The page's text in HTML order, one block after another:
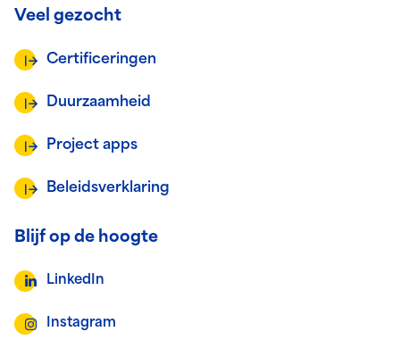
Veel gezocht
Certificeringen
Duurzaamheid
Project apps
Beleidsverklaring
Blijf op de hoogte
LinkedIn
Instagram